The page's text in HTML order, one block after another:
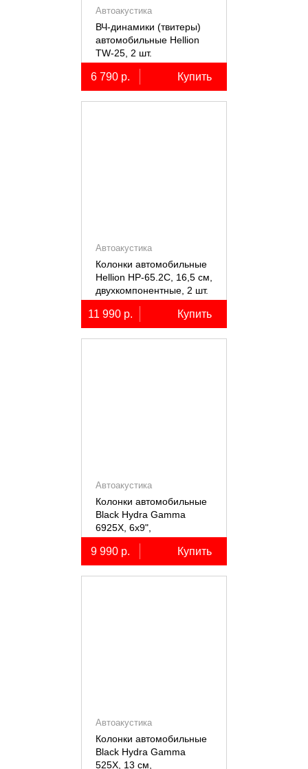
Автоакустика
ВЧ-динамики (твитеры)
автомобильные Hellion
TW-25, 2 шт.
6 790 р. Купить
Автоакустика
Колонки автомобильные
Hellion HP-65.2С, 16,5 см,
двухкомпонентные, 2 шт.
11 990 р. Купить
Автоакустика
Колонки автомобильные
Black Hydra Gamma
6925X, 6х9",
коаксиальные
двухполосные, 2 шт.
9 990 р. Купить
Автоакустика
Колонки автомобильные
Black Hydra Gamma
525X, 13 см,